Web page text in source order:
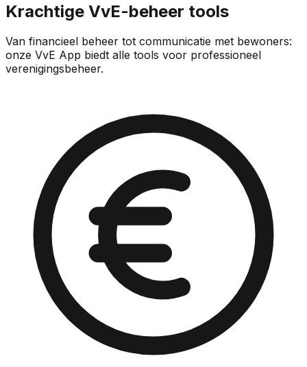
Krachtige VvE-beheer tools
Van financieel beheer tot communicatie met bewoners:
onze VvE App biedt alle tools voor professioneel
verenigingsbeheer.